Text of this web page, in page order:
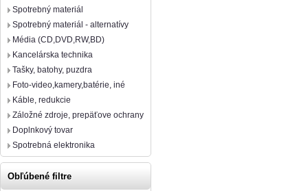
Spotrebný materiál
Spotrebný materiál - alternatívy
Média (CD,DVD,RW,BD)
Kancelárska technika
Tašky, batohy, puzdra
Foto-video,kamery,batérie, iné
Káble, redukcie
Záložné zdroje, prepäťove ochrany
Doplnkový tovar
Spotrebná elektronika
Obľúbené filtre